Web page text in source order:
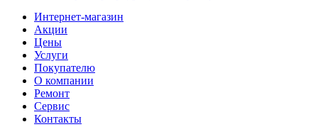
Интернет-магазин
Акции
Цены
Услуги
Покупателю
О компании
Ремонт
Сервис
Контакты